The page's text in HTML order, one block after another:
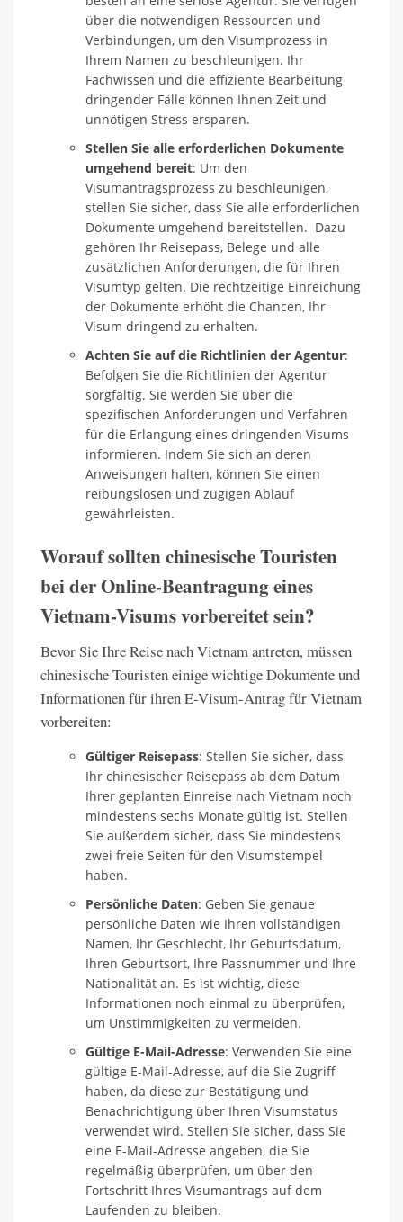
über die notwendigen Ressourcen und
Verbindungen, um den Visumprozess in
Ihrem Namen zu beschleunigen. Ihr
Fachwissen und die effiziente Bearbeitung
dringender Fälle können Ihnen Zeit und
unnötigen Stress ersparen.
Stellen Sie alle erforderlichen Dokumente
umgehend bereit: Um den
Visumantragsprozess zu beschleunigen,
stellen Sie sicher, dass Sie alle erforderlichen
Dokumente umgehend bereitstellen. Dazu
gehören Ihr Reisepass, Belege und alle
zusätzlichen Anforderungen, die für Ihren
Visumtyp gelten. Die rechtzeitige Einreichung
der Dokumente erhöht die Chancen, Ihr
Visum dringend zu erhalten.
Achten Sie auf die Richtlinien der Agentur:
Befolgen Sie die Richtlinien der Agentur
sorgfältig. Sie werden Sie über die
spezifischen Anforderungen und Verfahren
für die Erlangung eines dringenden Visums
informieren. Indem Sie sich an deren
Anweisungen halten, können Sie einen
reibungslosen und zügigen Ablauf
gewährleisten.
Worauf sollten chinesische Touristen
bei der Online-Beantragung eines
Vietnam-Visums vorbereitet sein?
Bevor Sie Ihre Reise nach Vietnam antreten, müssen
chinesische Touristen einige wichtige Dokumente und
Informationen für ihren E-Visum-Antrag für Vietnam
vorbereiten:
Gültiger Reisepass: Stellen Sie sicher, dass
Ihr chinesischer Reisepass ab dem Datum
Ihrer geplanten Einreise nach Vietnam noch
mindestens sechs Monate gültig ist. Stellen
Sie außerdem sicher, dass Sie mindestens
zwei freie Seiten für den Visumstempel
haben.
Persönliche Daten: Geben Sie genaue
persönliche Daten wie Ihren vollständigen
Namen, Ihr Geschlecht, Ihr Geburtsdatum,
Ihren Geburtsort, Ihre Passnummer und Ihre
Nationalität an. Es ist wichtig, diese
Informationen noch einmal zu überprüfen,
um Unstimmigkeiten zu vermeiden.
Gültige E-Mail-Adresse: Verwenden Sie eine
gültige E-Mail-Adresse, auf die Sie Zugriff
haben, da diese zur Bestätigung und
Benachrichtigung über Ihren Visumstatus
verwendet wird. Stellen Sie sicher, dass Sie
eine E-Mail-Adresse angeben, die Sie
regelmäßig überprüfen, um über den
Fortschritt Ihres Visumantrags auf dem
Laufenden zu bleiben.